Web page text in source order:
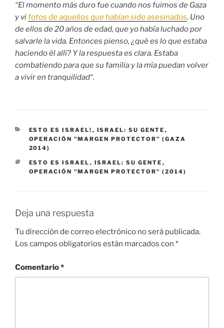
“El momento más duro fue cuando nos fuimos de Gaza
y vifotos de aquellos que habían sido asesinados. Uno
de ellos de 20 años de edad, que yo había luchado por
salvarle la vida. Entonces pienso, ¿qué es lo que estaba
haciendo él allí? Y la respuesta es clara. Estaba
combatiendo para que su familia y la mía puedan volver
a vivir en tranquilidad“.
CATEGORÍAS
ESTO ES ISRAEL! , ISRAEL: SU GENTE ,
OPERACIÓN "MARGEN PROTECTOR" (GAZA
2014)
ETIQUETAS
ESTO ES ISRAEL , ISRAEL: SU GENTE ,
OPERACIÓN "MARGEN PROTECTOR" (2014)
Deja una respuesta
Tu dirección de correo electrónico no será publicada.
Los campos obligatorios están marcados con *
Comentario*